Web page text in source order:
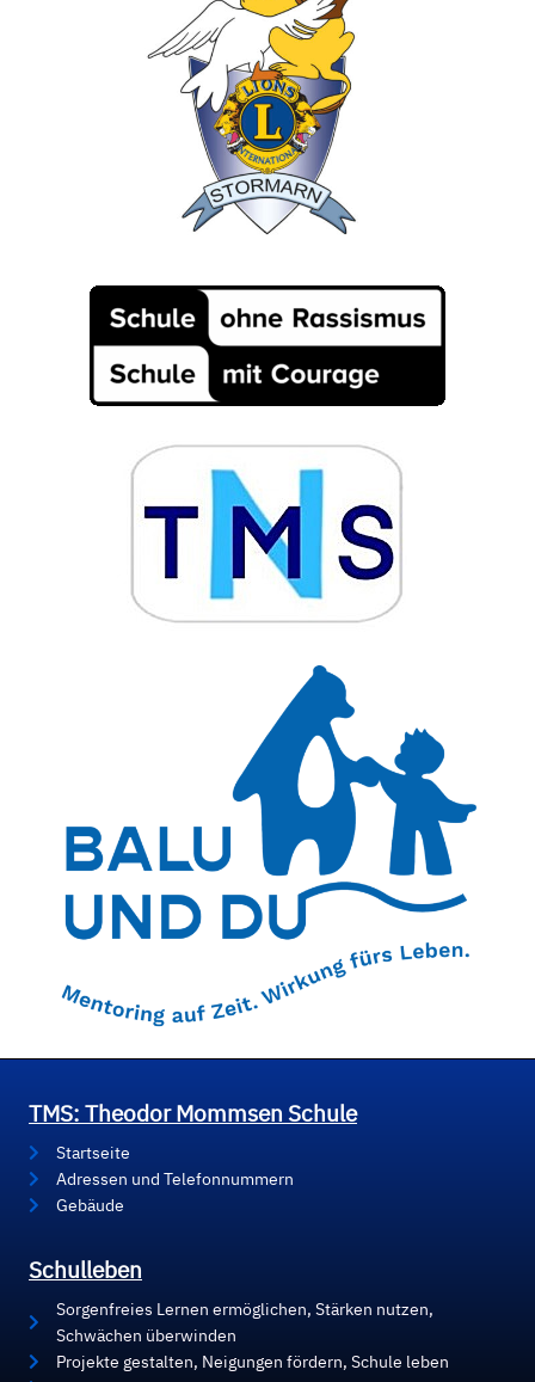
TMS: Theodor Mommsen Schule
Startseite
Adressen und Telefonnummern
Gebäude
Schulleben
Sorgenfreies Lernen ermöglichen, Stärken nutzen,
Schwächen überwinden
Projekte gestalten, Neigungen fördern, Schule leben